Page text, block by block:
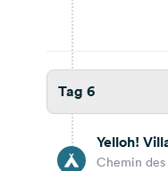
Tarragona
Spanien
Tag 6
Yelloh!
Chemin des